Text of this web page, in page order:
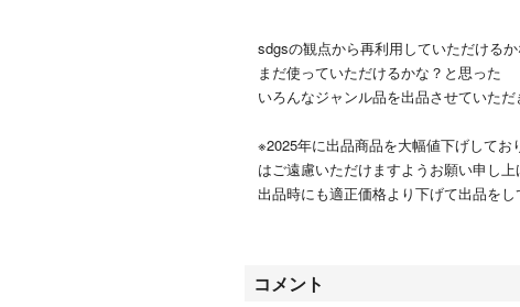
sdgsの観点から再利用していただけるか
まだ使っていただけるかな？と思った
いろんなジャンル品を出品させていただ
※2025年に出品商品を大幅値下げして
はご遠慮いただけますようお願い申し上
出品時にも適正価格より下げて出品をし
お値下げ希望に関するコメントにはご
コメント